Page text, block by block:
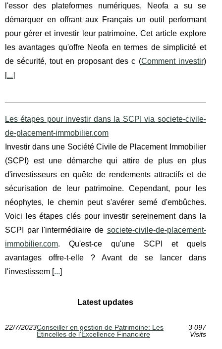
l'essor des plateformes numériques, Neofa a su se
démarquer en offrant aux Français un outil performant
pour gérer et investir leur patrimoine. Cet article explore
les avantages qu'offre Neofa en termes de simplicité et
de sécurité, tout en proposant des c (Comment investir)
[...]
Les étapes pour investir dans la SCPI via societe-civile-
de-placement-immobilier.com
Investir dans une Société Civile de Placement Immobilier
(SCPI) est une démarche qui attire de plus en plus
d'investisseurs en quête de rendements attractifs et de
sécurisation de leur patrimoine. Cependant, pour les
néophytes, le chemin peut s'avérer semé d'embûches.
Voici les étapes clés pour investir sereinement dans la
SCPI par l'intermédiaire de societe-civile-de-placement-
immobilier.com. Qu'est-ce qu'une SCPI et quels
avantages offre-t-elle ? Avant de se lancer dans
l'investissem [...]
Latest updates
22/7/2023Conseiller en gestion de Patrimoine: Les
Étincelles de l'Excellence Financière
3 097
Visits